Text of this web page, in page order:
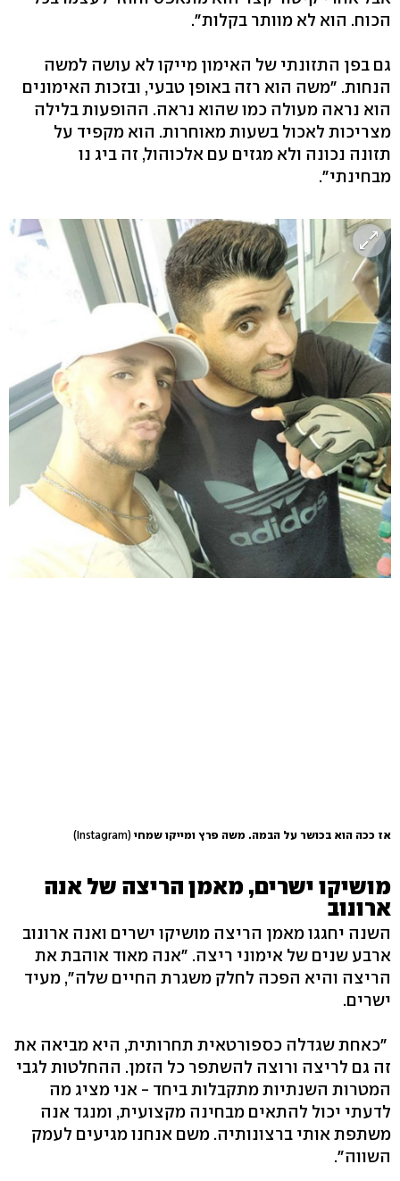
הכוח. הוא לא מוותר בקלות".
גם בפן התזונתי של האימון מייקו לא עושה למשה
הנחות. "משה הוא רזה באופן טבעי, ובזכות האימונים
הוא נראה מעולה כמו שהוא נראה. ההופעות בלילה
מצריכות לאכול בשעות מאוחרות. הוא מקפיד על
תזונה נכונה ולא מגזים עם אלכוהול, זה ביג נו
מבחינתי".
אז ככה הוא בכושר על הבמה. משה פרץ ומייקו שמחי (Instagram)
מושיקו ישרים, מאמן הריצה של אנה
ארונוב
השנה יחגגו מאמן הריצה מושיקו ישרים ואנה ארונוב
ארבע שנים של אימוני ריצה. "אנה מאוד אוהבת את
הריצה והיא הפכה לחלק משגרת החיים שלה", מעיד
ישרים.
"כאחת שגדלה כספורטאית תחרותית, היא מביאה את
זה גם לריצה ורוצה להשתפר כל הזמן. ההחלטות לגבי
המטרות השנתיות מתקבלות ביחד - אני מציג מה
לדעתי יכול להתאים מבחינה מקצועית, ומנגד אנה
משתפת אותי ברצונותיה. משם אנחנו מגיעים לעמק
השווה".